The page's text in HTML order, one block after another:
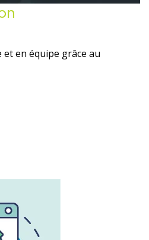
en équipe grâce au